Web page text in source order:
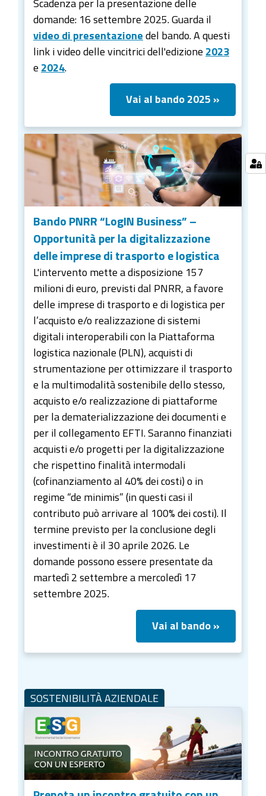
Scadenza per la presentazione delle
domande: 16 settembre 2025. Guarda il
video di presentazione del bando. A questi
link i video delle vincitrici dell'edizione 2023
e 2024
Vai al bando 2025 »
Bando PNRR “LogIN Business” –
Opportunità per la digitalizzazione
delle imprese di trasporto e logistica
L'intervento mette a disposizione 157
milioni di euro, previsti dal PNRR, a favore
delle imprese di trasporto e di logistica per
l’acquisto e/o realizzazione di sistemi
digitali interoperabili con la Piattaforma
logistica nazionale (PLN), acquisti di
strumentazione per ottimizzare il trasporto
e la multimodalità sostenibile dello stesso,
acquisto e/o realizzazione di piattaforme
per la dematerializzazione dei documenti e
per il collegamento EFTI. Saranno finanziati
acquisti e/o progetti per la digitalizzazione
che rispettino finalità intermodali
(cofinanziamento al 40% dei costi) o in
regime “de minimis” (in questi casi il
contributo può arrivare al 100% dei costi). Il
termine previsto per la conclusione degli
investimenti è il 30 aprile 2026. Le
domande possono essere presentate da
martedì 2 settembre a mercoledì 17
settembre 2025.
Vai al bando »
SOSTENIBILITÀ AZIENDALE